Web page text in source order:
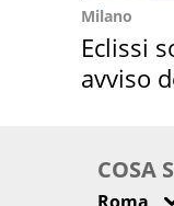
Milano
Eclissi
avviso